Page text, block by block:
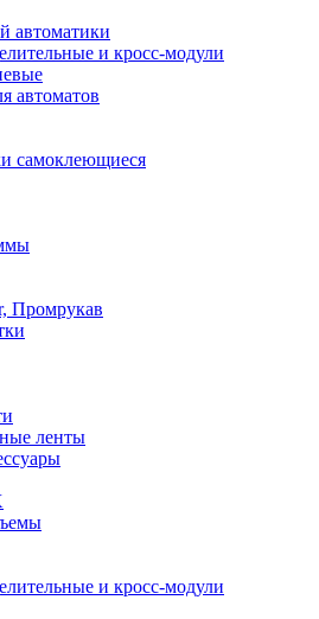
автоматики
и кросс-модули
автоматов
самоклеющиеся
Промрукав
ленты
и кросс-модули